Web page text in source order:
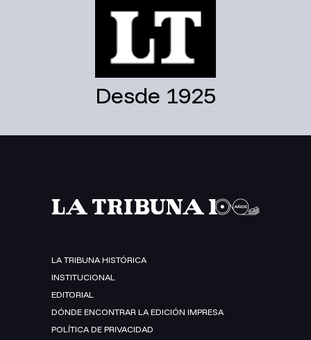
Desde 1925
LA TRIBUNA HISTÓRICA
INSTITUCIONAL
EDITORIAL
DÓNDE ENCONTRAR LA EDICIÓN IMPRESA
POLÍTICA DE PRIVACIDAD